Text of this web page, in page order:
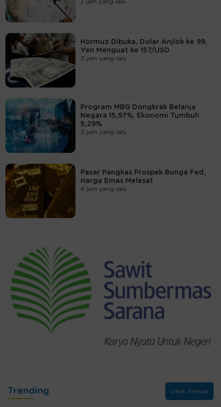
2 jam yang lalu
Hormuz Dibuka, Dolar Anjlok ke 99,
Yen Menguat ke 157/USD
3 jam yang lalu
Program MBG Dongkrak Belanja
Negara 15,97%, Ekonomi Tumbuh
5,29%
3 jam yang lalu
Pasar Pangkas Prospek Bunga Fed,
Harga Emas Melesat
4 jam yang lalu
Trending Lihat Semua